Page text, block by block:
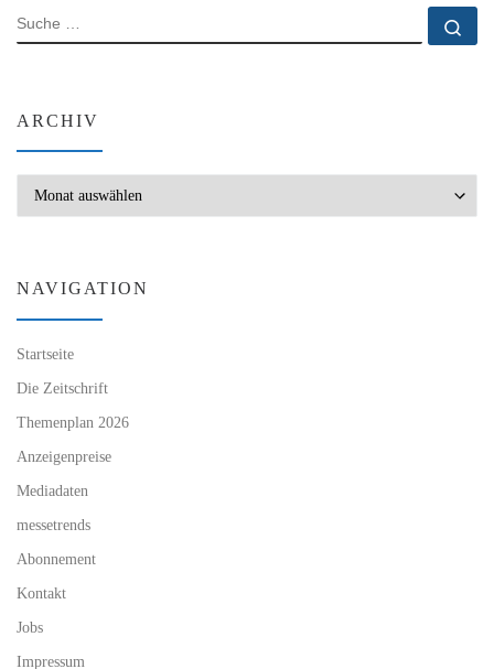
SUCHE
ARCHIV
NAVIGATION
Startseite
Die Zeitschrift
Themenplan 2026
Anzeigenpreise
Mediadaten
messetrends
Abonnement
Kontakt
Jobs
Impressum